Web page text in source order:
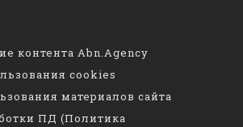
контента Abn.Agency
cookies
материалов сайта
ПД (Политика